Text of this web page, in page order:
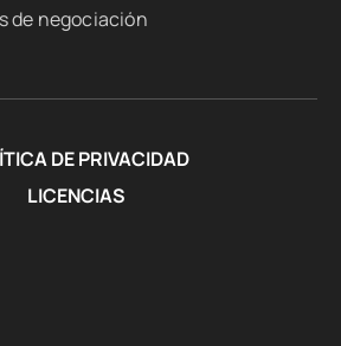
de negociación
DE PRIVACIDAD
LICENCIAS